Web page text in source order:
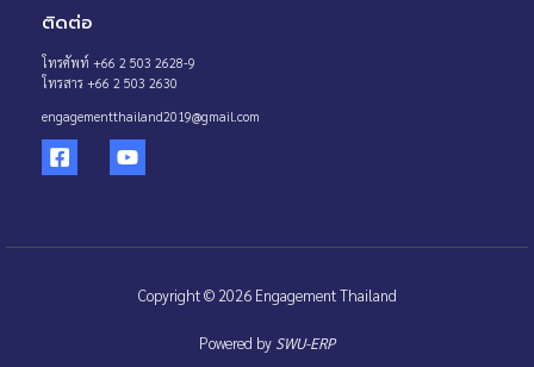
ติดต่อ
โทรศัพท์ +66 2 503 2628-9
โทรสาร +66 2 503 2630
engagementthailand2019@gmail.com
Copyright © 2026 Engagement Thailand
Powered by SWU-ERP